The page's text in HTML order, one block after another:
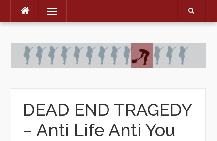
Skip
Menu
DEAD END TRAGEDY
– Anti Life Anti You